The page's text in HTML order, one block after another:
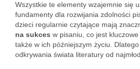
Wszystkie te elementy wzajemnie się
fundamenty dla rozwijania zdolności
dzieci regularnie czytające mają
na sukces w pisaniu, co jest
także w ich późniejszym życiu.
odkrywania świata literatury od